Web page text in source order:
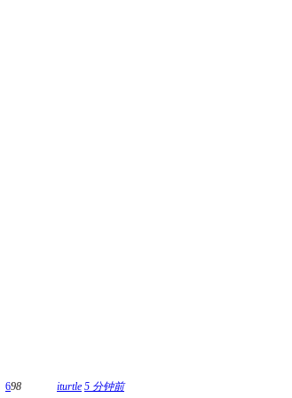
698 iturtle 5 分钟前